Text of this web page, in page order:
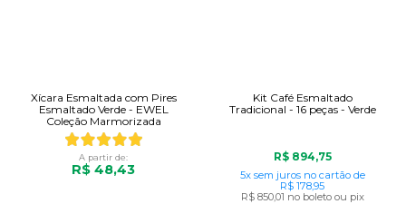
Xícara Esmaltada com Pires
Esmaltado Verde - EWEL
Coleção Marmorizada
A partir de:
R$ 48,43
Kit Café Esmaltado
Tradicional - 16 peças - Verde
R$ 894,75
5x sem juros no cartãode
R$ 178,95
R$ 850,01 no boleto ou pix